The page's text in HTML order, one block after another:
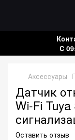
С
Аксессуары
Датчик
Wi-Fi
Оставить отзыв